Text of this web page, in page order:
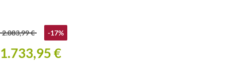
2.083,99 € -17%
1.733,95 €